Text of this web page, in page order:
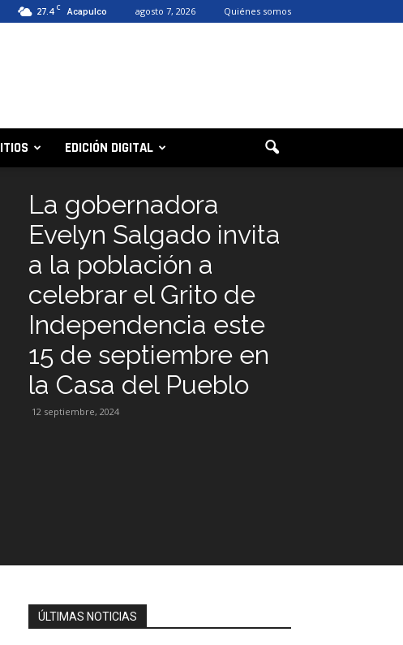
27.4 C Acapulco agosto 7, 2026 Quiénes somos
EDICIÓN DIGITAL
La gobernadora
Evelyn Salgado invita
a la población a
celebrar el Grito de
Independencia este
15 de septiembre en
la Casa del Pueblo
12 septiembre, 2024
ÚLTIMAS NOTICIAS